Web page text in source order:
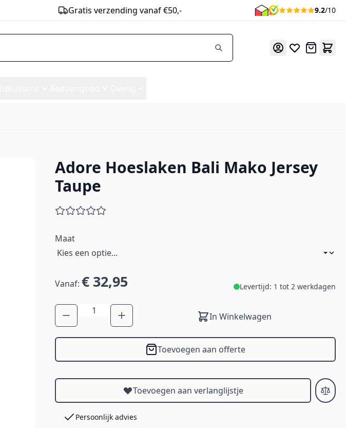
Gratis verzending vanaf €50,- 9.2/10
Offerte
Adore Hoeslaken Bali Mako Jersey
Taupe
Maat
Vanaf:€ 32,95 Levertijd: 1 tot 2 werkdagen
Aantal
In Winkelwagen
Toevoegen aan offerte
Toevoegen aan verlanglijstje
Persoonlijk advies